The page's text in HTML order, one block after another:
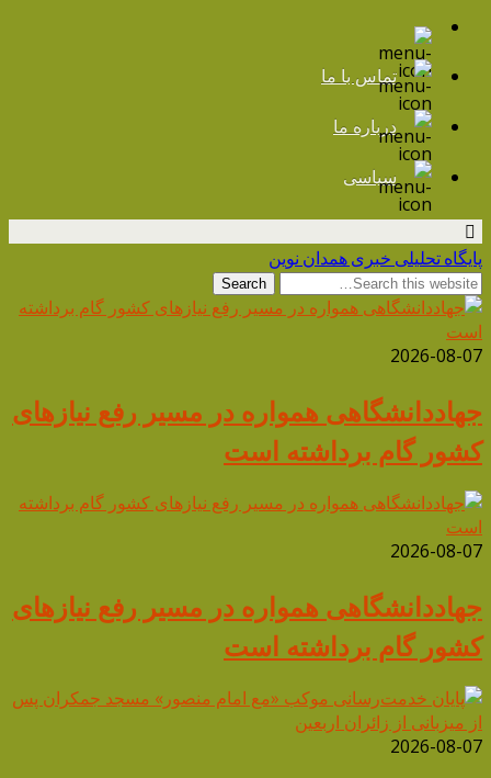
تماس با ما
درباره ما
سیاسی
پایگاه تحلیلی خبری همدان نوین
2026-08-07
جهاددانشگاهی همواره در مسیر رفع نیازهای
کشور گام برداشته است
2026-08-07
جهاددانشگاهی همواره در مسیر رفع نیازهای
کشور گام برداشته است
2026-08-07